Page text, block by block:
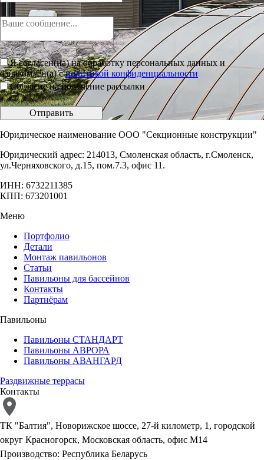
Я согласен(на) на обработку персональных данных и
ознакомлен(а) сполитикой конфиденциальности
Согласие на получение рассылки
Отправить
Юридическое наименование ООО "Секционные конструкции"
Юридический адрес: 214013, Смоленская область, г.Смоленск,
ул.Черняховского, д.15, пом.7.3, офис 11.
ИНН: 6732211385
КПП: 673201001
Меню
Портфолио
Детали
Монтаж павильонов
Статьи
Павильоны для бассейнов
Контакты
Партнёрам
Павильоны
Павильоны СТАНДАРТ
Павильоны АВРОРА
Павильоны АВАНГАРД
Раздвижные террасы
Контакты
ТК "Балтия", Новорижское шоссе, 27-й километр, 1, городской
округ Красногорск, Московская область, офис М14
Производство: Республика Беларусь